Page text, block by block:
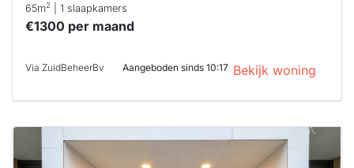
65m2 | 1 slaapkamers
€1300 per maand
Via ZuidBeheerBv Aangeboden sinds 10:17 Bekijk woning
Deze woning